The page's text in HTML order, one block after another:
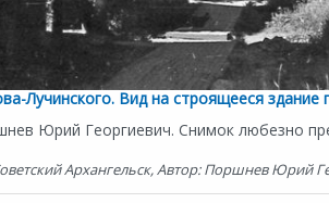
Лучинского. Вид на строящееся
Юрий Георгиевич. Снимок любезно
Архангельск, Автор: Поршнев Юрий